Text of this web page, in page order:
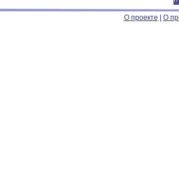
О проекте О